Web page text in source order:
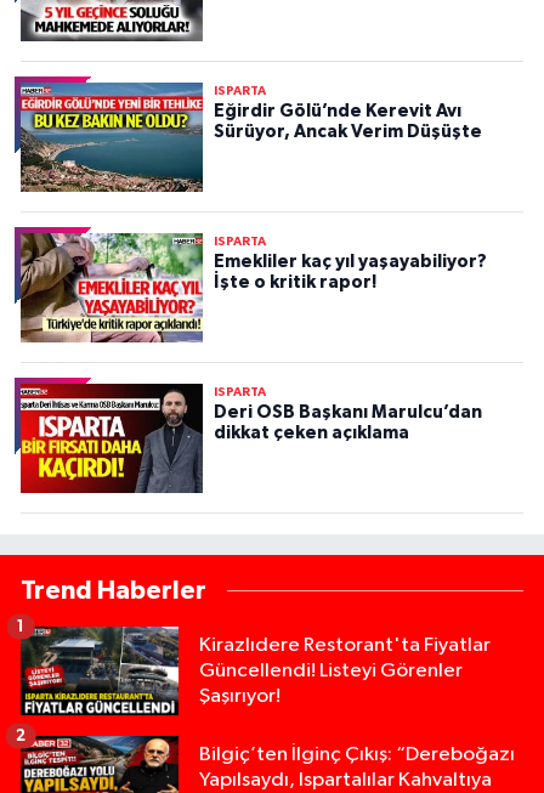
ISPARTA
Eğirdir Gölü’nde Kerevit Avı
Sürüyor, Ancak Verim Düşüşte
ISPARTA
Emekliler kaç yıl yaşayabiliyor?
İşte o kritik rapor!
ISPARTA
Deri OSB Başkanı Marulcu’dan
dikkat çeken açıklama
Trend Haberler
Kirazlıdere Restorant'ta Fiyatlar
Güncellendi! Listeyi Görenler
Şaşırıyor!
1
Bilgiç’ten İlginç Çıkış: “Dereboğazı
Yapılsaydı, Ispartalılar Kahvaltıya
2